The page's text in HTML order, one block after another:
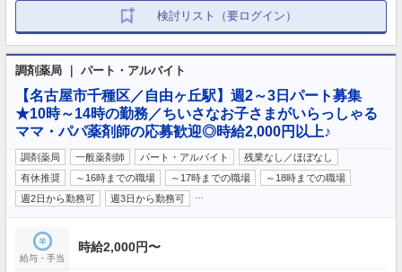
検討リスト（要ログイン）
調剤薬局 ｜ パート・アルバイト
【名古屋市千種区／自由ヶ丘駅】週2～3日パート募集
★10時～14時の勤務／ちいさなお子さまがいらっしゃる
ママ・パパ薬剤師の応募歓迎◎時給2,000円以上♪
調剤薬局 一般薬剤師 パート・アルバイト
残業なし／ほぼなし
有休推奨
～16時までの職場 ～17時までの職場
～18時までの職場
週2日から勤務可
週3日から勤務可
給与・手当
時給2,000円〜